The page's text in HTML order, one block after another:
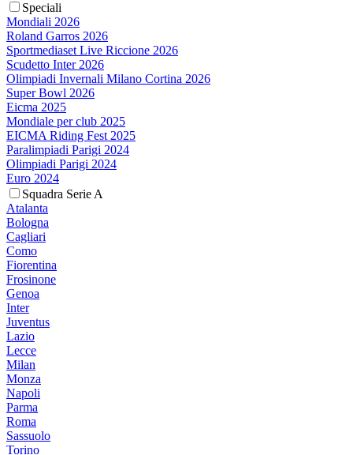
Speciali
Mondiali 2026
Roland Garros 2026
Sportmediaset Live Riccione 2026
Scudetto Inter 2026
Olimpiadi Invernali Milano Cortina 2026
Super Bowl 2026
Eicma 2025
Mondiale per club 2025
EICMA Riding Fest 2025
Paralimpiadi Parigi 2024
Olimpiadi Parigi 2024
Euro 2024
Squadra Serie A
Atalanta
Bologna
Cagliari
Como
Fiorentina
Frosinone
Genoa
Inter
Juventus
Lazio
Lecce
Milan
Monza
Napoli
Parma
Roma
Sassuolo
Torino